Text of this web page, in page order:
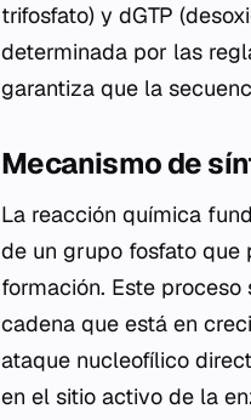
trifosfato) y dGTP
determinada por las
garantiza que la
Mecanismo de
La reacción química
de un grupo fosfato que
formación. Este
cadena que está en
ataque nucleofílico
en el sitio activo de la